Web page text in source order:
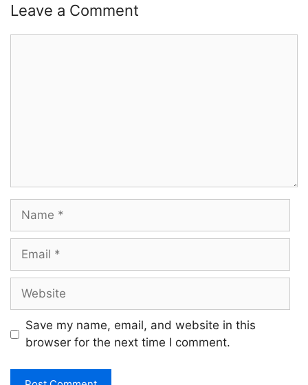
Leave a Comment
Name
Email
Website
Save my name, email, and website in this
browser for the next time I comment.